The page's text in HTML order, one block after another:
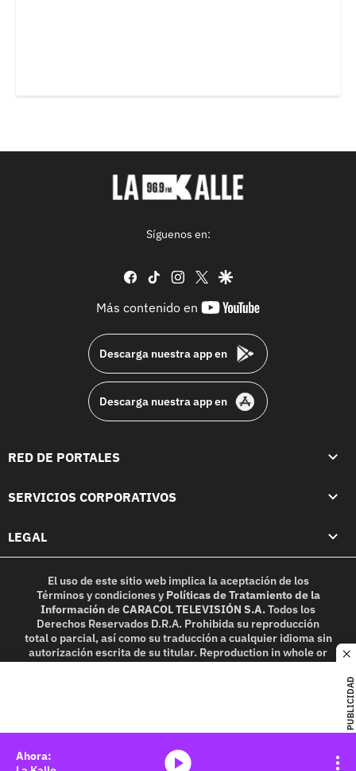
PUBLICIDAD
Síguenos en:
facebook
tiktok instagram
twittergoogle
Más contenido en
youtube-
Descarga nuestra app en
Descarga nuestra app en
RED DE PORTALES
SERVICIOS CORPORATIVOS
LEGAL
El uso de este sitio web implica la aceptación de los
Términos y condicionesy Políticas de Tratamiento de la
InformacióndeCARACOL TELEVISIÓN S.A.Todos los
Derechos Reservados D.R.A. Prohibida su reproducción
total o parcial, así como su traducción a cualquier idioma sin
autorización escrita de su titular. Reproduction in whole or
in part, or translation without written permission is